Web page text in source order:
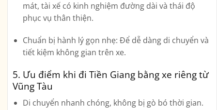
mát, tài xế có kinh nghiệm đường dài và thái độ
phục vụ thân thiện.
Chuẩn bị hành lý gọn nhẹ: Để dễ dàng di chuyển và
tiết kiệm không gian trên xe.
5. Ưu điểm khi đi Tiền Giang bằng xe riêng từ
Vũng Tàu
Di chuyển nhanh chóng, không bị gò bó thời gian.